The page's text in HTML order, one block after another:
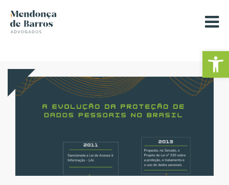
Barra de